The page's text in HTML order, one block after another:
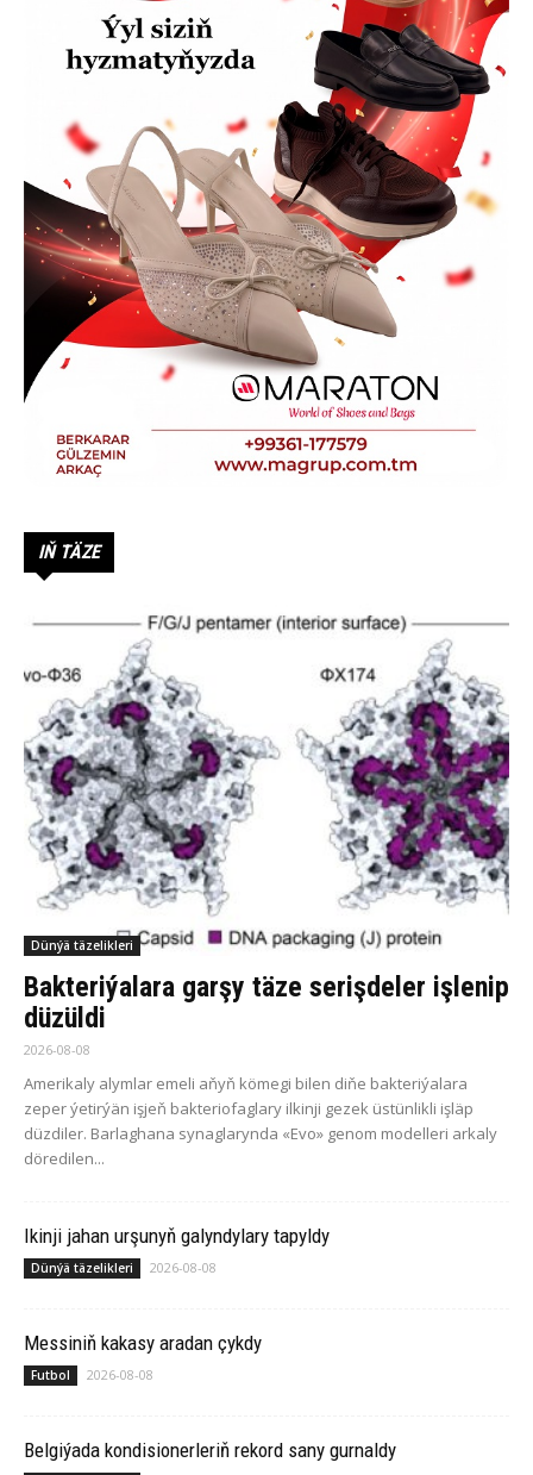
IŇ TÄZE
Dünýä täzelikleri
Bakteriýalara garşy täze serişdeler işlenip
düzüldi
2026-08-08
Amerikaly alymlar emeli aňyň kömegi bilen diňe bakteriýalara
zeper ýetirýän işjeň bakteriofaglary ilkinji gezek üstünlikli işläp
düzdiler. Barlaghana synaglarynda «Evo» genom modelleri arkaly
döredilen...
Ikinji jahan urşunyň galyndylary tapyldy
Dünýä täzelikleri 2026-08-08
Messiniň kakasy aradan çykdy
Futbol 2026-08-08
Belgiýada kondisionerleriň rekord sany gurnaldy